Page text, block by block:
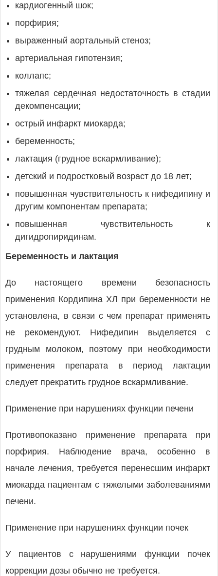
кардиогенный шок;
порфирия;
выраженный аортальный стеноз;
артериальная гипотензия;
коллапс;
тяжелая сердечная недостаточность в стадии
декомпенсации;
острый инфаркт миокарда;
беременность;
лактация (грудное вскармливание);
детский и подростковый возраст до 18 лет;
повышенная чувствительность к нифедипину и
другим компонентам препарата;
повышенная чувствительность к
дигидропиридинам.
Беременность и лактация
До настоящего времени безопасность
применения Кордипина ХЛ при беременности не
установлена, в связи с чем препарат применять
не рекомендуют. Нифедипин выделяется с
грудным молоком, поэтому при необходимости
применения препарата в период лактации
следует прекратить грудное вскармливание.
Применение при нарушениях функции печени
Противопоказано применение препарата при
порфирия. Наблюдение врача, особенно в
начале лечения, требуется перенесшим инфаркт
миокарда пациентам с тяжелыми заболеваниями
печени.
Применение при нарушениях функции почек
У пациентов с нарушениями функции почек
коррекции дозы обычно не требуется.